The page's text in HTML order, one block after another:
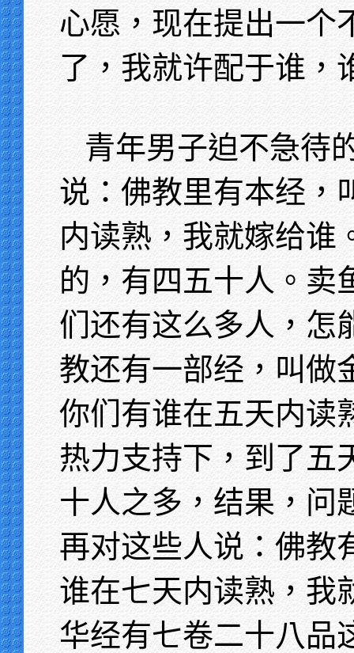
心愿，现在提出一个
了，我就许配于谁，
青年男子迫不急待
说：佛教里有本经，
内读熟，我就嫁给谁
的，有四五十人。卖
们还有这么多人，怎
教还有一部经，叫做
你们有谁在五天内读
热力支持下，到了五
十人之多，结果，问
再对这些人说：佛教
谁在七天内读熟，我
华经有七卷二十八品